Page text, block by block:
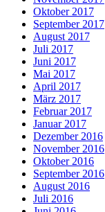
Oktober 2017
September 2017
August 2017
Juli 2017
Juni 2017
Mai 2017
April 2017
März 2017
Februar 2017
Januar 2017
Dezember 2016
November 2016
Oktober 2016
September 2016
August 2016
Juli 2016